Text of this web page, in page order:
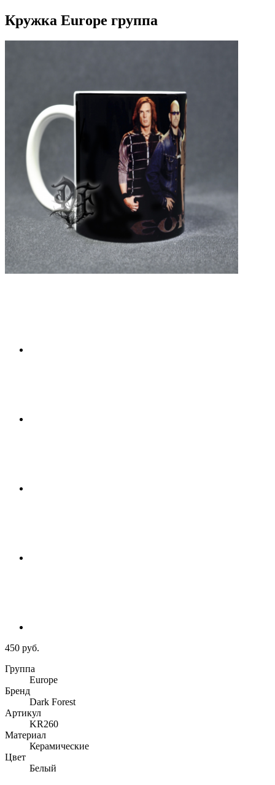
Кружка Europe группа
450 руб.
Группа
Europe
Бренд
Dark Forest
Артикул
KR260
Материал
Керамические
Цвет
Белый